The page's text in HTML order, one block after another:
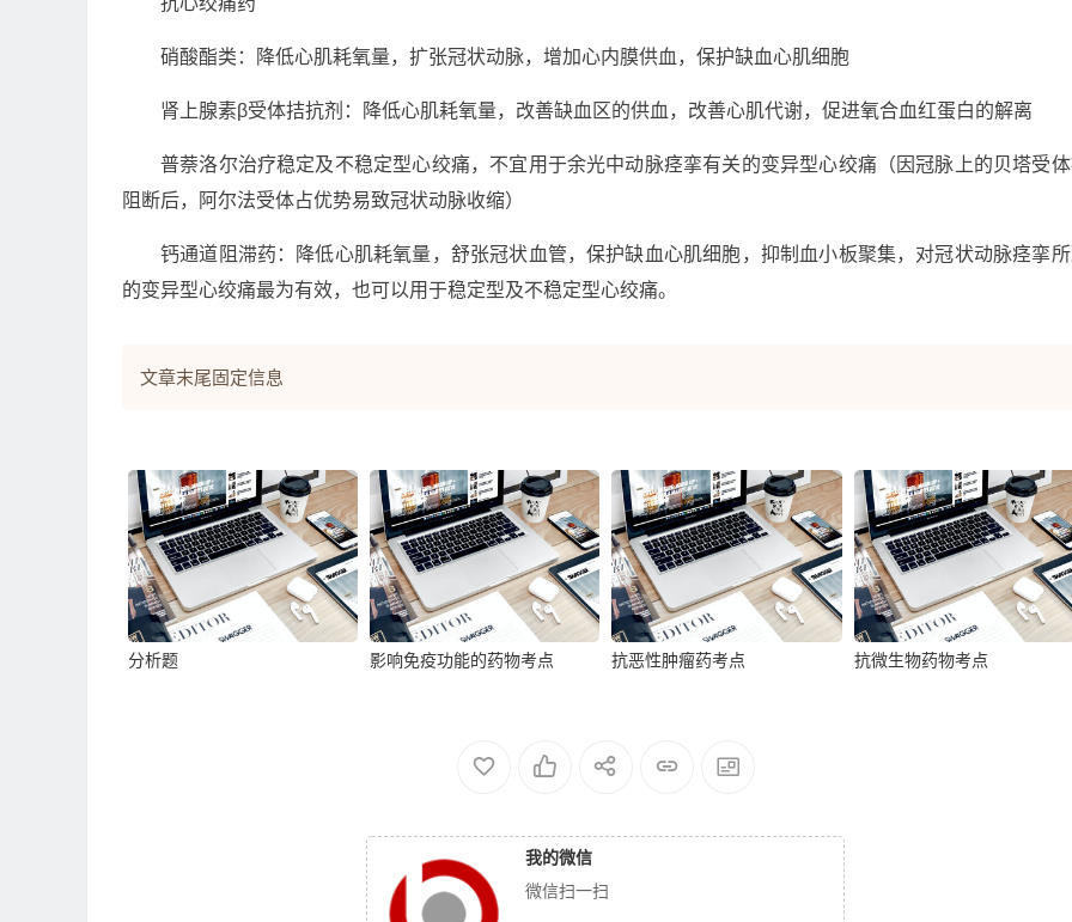
硝酸酯类：降低心肌耗氧量，扩张冠状动脉，增加心内膜供血，保护缺血心肌细胞
肾上腺素β受体拮抗剂：降低心肌耗氧量，改善缺血区的供血，改善心肌代谢，促进氧合血红蛋白的解离
普萘洛尔治疗稳定及不稳定型心绞痛，不宜用于余光中动脉痉挛有关的变异型心绞痛（因冠脉上的贝塔受
阻断后，阿尔法受体占优势易致冠状动脉收缩）
钙通道阻滞药：降低心肌耗氧量，舒张冠状血管，保护缺血心肌细胞，抑制血小板聚集，对冠状动脉痉挛
的变异型心绞痛最为有效，也可以用于稳定型及不稳定型心绞痛。
文章末尾固定信息
分析题 影响免疫功能的药物考点 抗恶性肿瘤药考点 抗微生物药物考点
我的微信
微信扫一扫